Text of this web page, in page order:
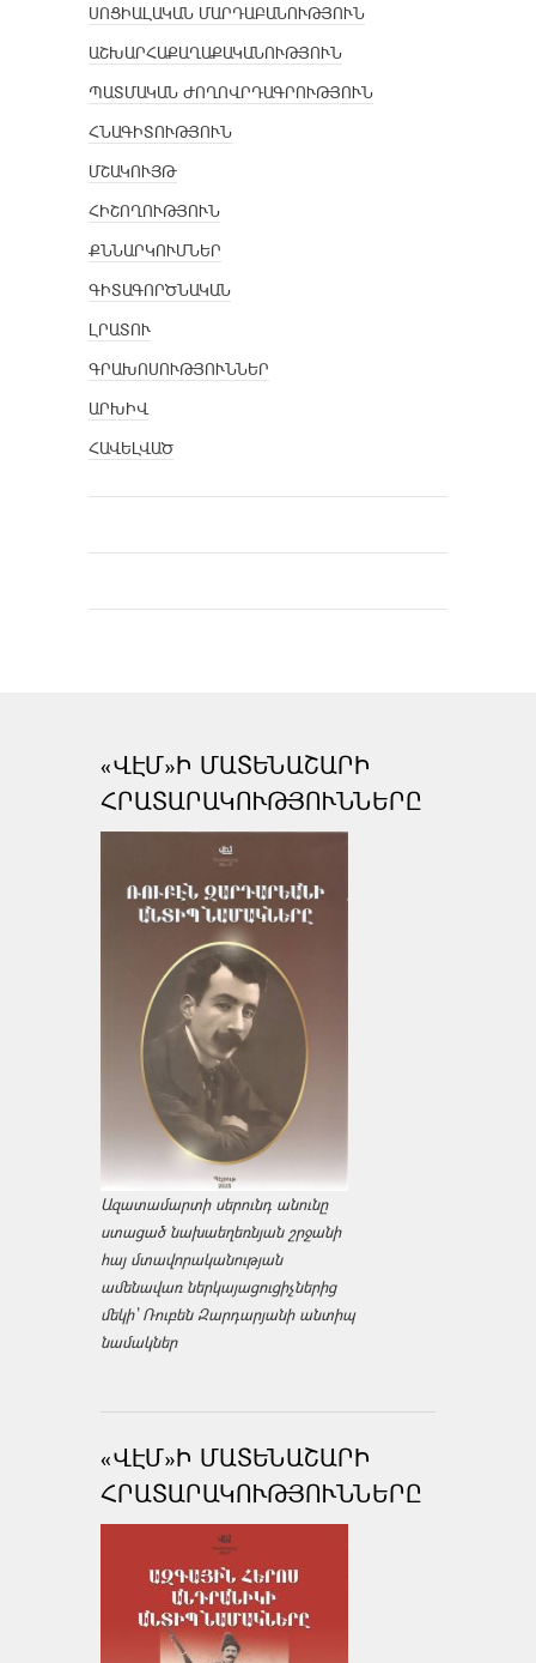
ՍՈՑԻԱԼԱԿԱՆ ՄԱՐԴԱԲԱՆՈՒԹՅՈՒՆ
ԱՇԽԱՐՀԱՔԱՂԱՔԱԿԱՆՈՒԹՅՈՒՆ
ՊԱՏՄԱԿԱՆ ԺՈՂՈՎՐԴԱԳՐՈՒԹՅՈՒՆ
ՀՆԱԳԻՏՈՒԹՅՈՒՆ
ՄՇԱԿՈՒՅԹ
ՀԻՇՈՂՈՒԹՅՈՒՆ
ՔՆՆԱՐԿՈՒՄՆԵՐ
ԳԻՏԱԳՈՐԾՆԱԿԱՆ
ԼՐԱՏՈՒ
ԳՐԱԽՈՍՈՒԹՅՈՒՆՆԵՐ
ԱՐԽԻՎ
ՀԱՎԵԼՎԱԾ
«ՎԷՄ»Ի ՄԱՏԵՆԱՇԱՐԻ
ՀՐԱՏԱՐԱԿՈՒԹՅՈՒՆՆԵՐԸ
Ազատամարտի սերունդ անունը
ստացած նախաեղեռնյան շրջանի
հայ մտավորականության
ամենավառ ներկայացուցիչներից
մեկի՝ Ռուբեն Զարդարյանի անտիպ
նամակներ
«ՎԷՄ»Ի ՄԱՏԵՆԱՇԱՐԻ
ՀՐԱՏԱՐԱԿՈՒԹՅՈՒՆՆԵՐԸ